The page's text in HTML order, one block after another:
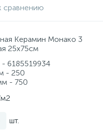
сравнению
Керамин Монако 3
25х75см
- 6185519934
- 250
- 750
шт.